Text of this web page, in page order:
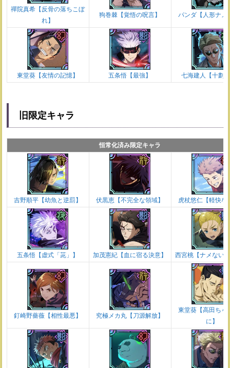
禪院真希【反骨の落ちこぼ
れ】
狗巻棘【覚悟の呪言】 パンダ【人形ナメ
東堂葵【友情の記憶】 五条悟【最強】 七海建人【十劃
旧限定キャラ
恒常化済み限定キャラ
吉野順平【幼魚と逆罰】 伏黒恵【不完全な領域】 虎杖悠仁【軽快な
五条悟【虚式「茈」】 加茂憲紀【血に宿る決意】 西宮桃【ナメない
釘崎野薔薇【相性最悪】 究極メカ丸【刀源解放】
東堂葵【高田ちゃ
に】